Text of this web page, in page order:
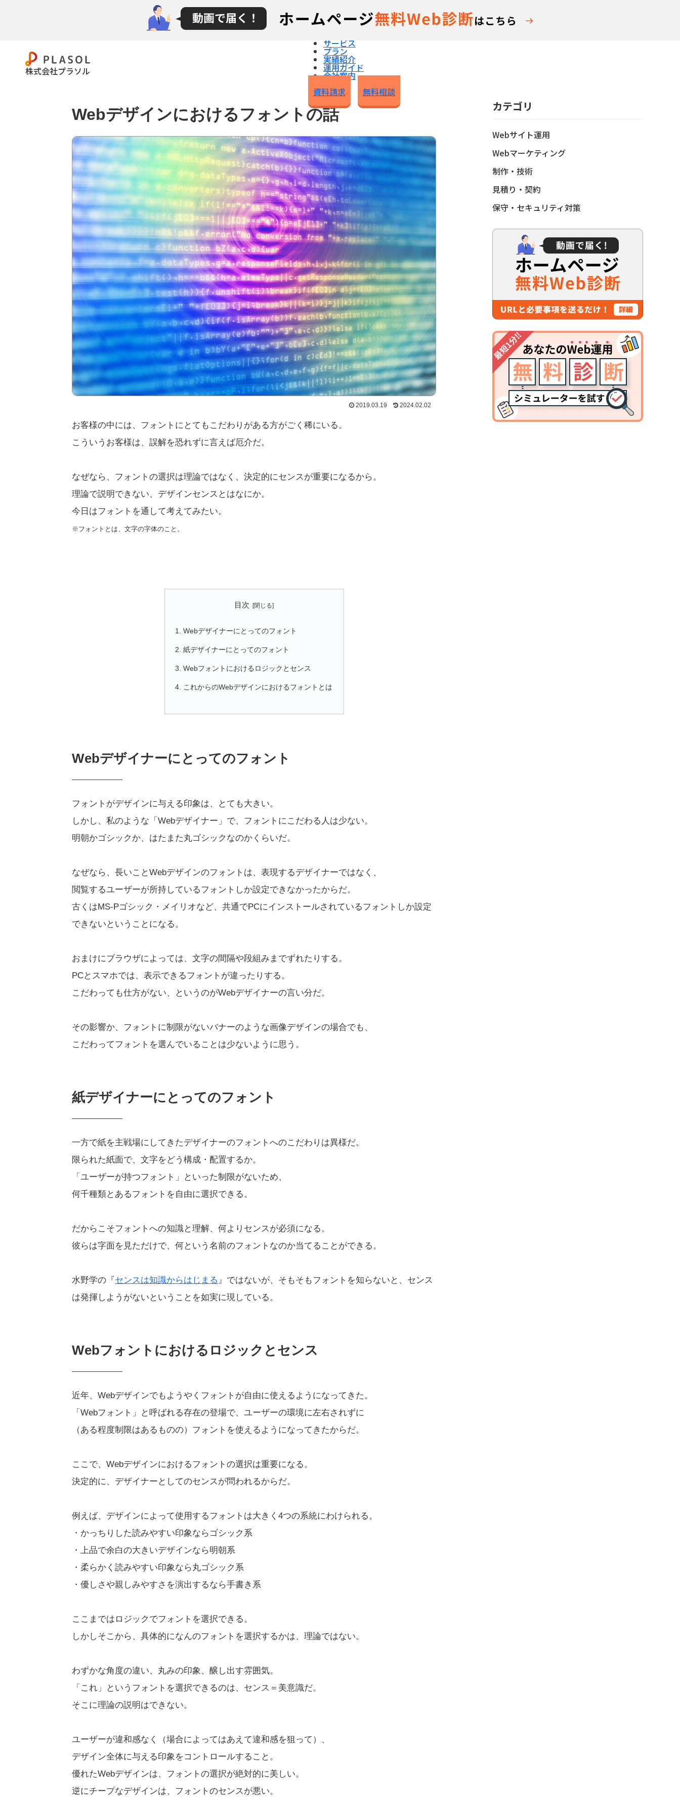
株式会社プラソル
サービス
プラン
実績紹介
運用ガイド
会社案内
資料請求 無料相談
資料請求
無料相談
Webデザインにおけるフォントの話
2019.03.19 2024.02.02
お客様の中には、フォントにとてもこだわりがある方がごく稀にいる。
こういうお客様は、誤解を恐れずに言えば厄介だ。
なぜなら、フォントの選択は理論ではなく、決定的にセンスが重要になるから。
理論で説明できない、デザインセンスとはなにか。
今日はフォントを通して考えてみたい。
※フォントとは、文字の字体のこと。
目次
Webデザイナーにとってのフォント
紙デザイナーにとってのフォント
Webフォントにおけるロジックとセンス
これからのWebデザインにおけるフォントとは
Webデザイナーにとってのフォント
フォントがデザインに与える印象は、とても大きい。
しかし、私のような「Webデザイナー」で、フォントにこだわる人は少ない。
明朝かゴシックか、はたまた丸ゴシックなのかくらいだ。
なぜなら、長いことWebデザインのフォントは、表現するデザイナーではなく、
閲覧するユーザーが所持しているフォントしか設定できなかったからだ。
古くはMS-Pゴシック・メイリオなど、共通でPCにインストールされているフォントしか設定
できないということになる。
おまけにブラウザによっては、文字の間隔や段組みまでずれたりする。
PCとスマホでは、表示できるフォントが違ったりする。
こだわっても仕方がない、というのがWebデザイナーの言い分だ。
その影響か、フォントに制限がないバナーのような画像デザインの場合でも、
こだわってフォントを選んでいることは少ないように思う。
紙デザイナーにとってのフォント
一方で紙を主戦場にしてきたデザイナーのフォントへのこだわりは異様だ。
限られた紙面で、文字をどう構成・配置するか。
「ユーザーが持つフォント」といった制限がないため、
何千種類とあるフォントを自由に選択できる。
だからこそフォントへの知識と理解、何よりセンスが必須になる。
彼らは字面を見ただけで、何という名前のフォントなのか当てることができる。
水野学の『センスは知識からはじまる 』ではないが、そもそもフォントを知らないと、センス
は発揮しようがないということを如実に現している。
Webフォントにおけるロジックとセンス
近年、Webデザインでもようやくフォントが自由に使えるようになってきた。
「Webフォント」と呼ばれる存在の登場で、ユーザーの環境に左右されずに
（ある程度制限はあるものの）フォントを使えるようになってきたからだ。
ここで、Webデザインにおけるフォントの選択は重要になる。
決定的に、デザイナーとしてのセンスが問われるからだ。
例えば、デザインによって使用するフォントは大きく4つの系統にわけられる。
・かっちりした読みやすい印象ならゴシック系
・上品で余白の大きいデザインなら明朝系
・柔らかく読みやすい印象なら丸ゴシック系
・優しさや親しみやすさを演出するなら手書き系
ここまではロジックでフォントを選択できる。
しかしそこから、具体的になんのフォントを選択するかは、理論ではない。
わずかな角度の違い、丸みの印象、醸し出す雰囲気。
「これ」というフォントを選択できるのは、センス＝美意識だ。
そこに理論の説明はできない。
ユーザーが違和感なく（場合によってはあえて違和感を狙って）、
デザイン全体に与える印象をコントロールすること。
優れたWebデザインは、フォントの選択が絶対的に美しい。
逆にチープなデザインは、フォントのセンスが悪い。
カテゴリ
Webサイト運用
Webマーケティング
制作・技術
見積り・契約
保守・セキュリティ対策